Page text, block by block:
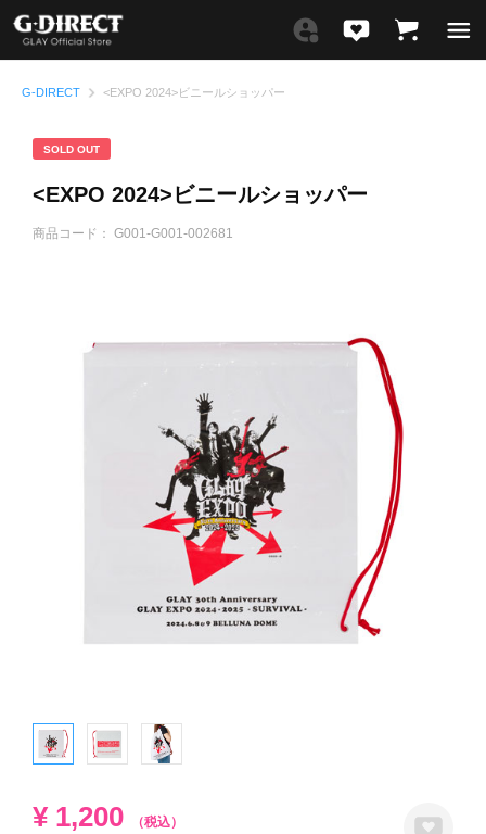
G-DIRECT <EXPO 2024>ビニールショッパー
SOLD OUT
<EXPO 2024>ビニールショッパー
商品コード： G001-G001-002681
¥ 1,200
（税込）